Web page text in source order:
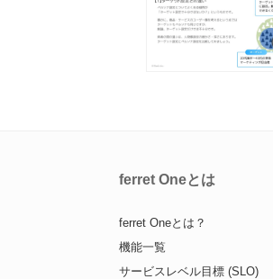
ferret Oneとは
ferret Oneとは？
機能一覧
サービスレベル目標 (SLO)